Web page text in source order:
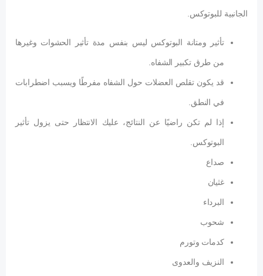
الجانبية للبوتوكس.
تأثير ومتانة البوتوكس ليس بنفس مدة تأثير الحشوات وغيرها
من طرق تكبير الشفاه.
قد يكون تقلص العضلات حول الشفاه مفرطًا ويسبب اضطرابات
في النطق.
إذا لم تكن راضيًا عن النتائج، عليك الانتظار حتى يزول تأثير
البوتوكس.
صداع
غثيان
البرداء
شحوب
كدمات وتورم
النزيف والعدوى